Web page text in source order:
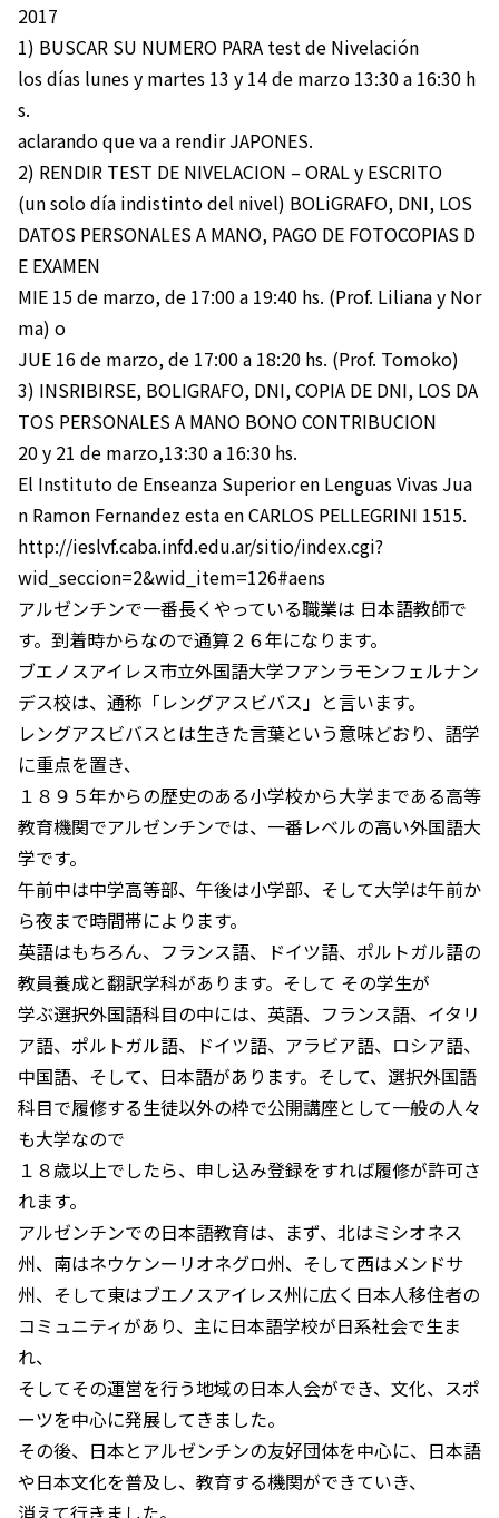
2017
1) BUSCAR SU NUMERO PARA test de Nivelación
los días lunes y martes 13 y 14 de marzo 13:30 a 16:30 h
s.
aclarando que va a rendir JAPONES.
2) RENDIR TEST DE NIVELACION – ORAL y ESCRITO
(un solo día indistinto del nivel) BOLiGRAFO, DNI, LOS
DATOS PERSONALES A MANO, PAGO DE FOTOCOPIAS D
E EXAMEN
MIE 15 de marzo, de 17:00 a 19:40 hs. (Prof. Liliana y Nor
ma) o
JUE 16 de marzo, de 17:00 a 18:20 hs. (Prof. Tomoko)
3) INSRIBIRSE, BOLIGRAFO, DNI, COPIA DE DNI, LOS DA
TOS PERSONALES A MANO BONO CONTRIBUCION
20 y 21 de marzo,13:30 a 16:30 hs.
El Instituto de Enseanza Superior en Lenguas Vivas Jua
n Ramon Fernandez esta en CARLOS PELLEGRINI 1515.
http://ieslvf.caba.infd.edu.ar/sitio/index.cgi?
wid_seccion=2&wid_item=126#aens
アルゼンチンで一番長くやっている職業は 日本語教師で
す。到着時からなので通算２６年になります。
ブエノスアイレス市立外国語大学フアンラモンフェルナン
デス校は、通称「レングアスビバス」と言います。
レングアスビバスとは生きた言葉という意味どおり、語学
に重点を置き、
１８９５年からの歴史のある小学校から大学まである高等
教育機関でアルゼンチンでは、一番レベルの高い外国語大
学です。
午前中は中学高等部、午後は小学部、そして大学は午前か
ら夜まで時間帯によります。
英語はもちろん、フランス語、ドイツ語、ポルトガル語の
教員養成と翻訳学科があります。そして その学生が
学ぶ選択外国語科目の中には、英語、フランス語、イタリ
ア語、ポルトガル語、ドイツ語、アラビア語、ロシア語、
中国語、そして、日本語があります。そして、選択外国語
科目で履修する生徒以外の枠で公開講座として一般の人々
も大学なので
１８歳以上でしたら、申し込み登録をすれば履修が許可さ
れます。
アルゼンチンでの日本語教育は、まず、北はミシオネス
州、南はネウケンーリオネグロ州、そして西はメンドサ
州、そして東はブエノスアイレス州に広く日本人移住者の
コミュニティがあり、主に日本語学校が日系社会で生ま
れ、
そしてその運営を行う地域の日本人会ができ、文化、スポ
ーツを中心に発展してきました。
その後、日本とアルゼンチンの友好団体を中心に、日本語
や日本文化を普及し、教育する機関ができていき、
消えて行きました。